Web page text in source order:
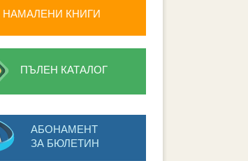
НАМАЛЕНИ КНИГИ
ПЪЛЕН КАТАЛОГ
АБОНАМЕНТ
ЗА БЮЛЕТИН